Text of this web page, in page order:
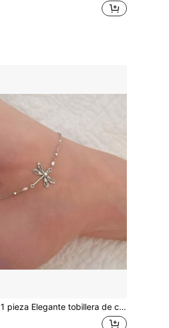
1 pieza Elegante tobillera de cadena delgada con libélula - Tobillera de moda sencilla para damas, regalo perfecto para vacaciones para mujeres hermosas